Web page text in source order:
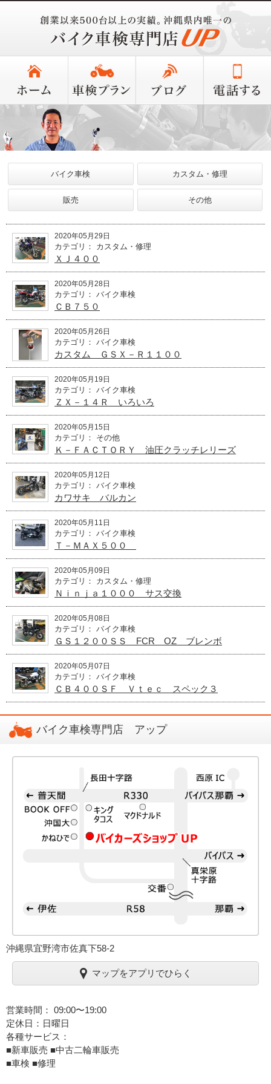
バイク車検 カスタム・修理
販売 その他
2020年05月29日
カテゴリ： カスタム・修理
ＸＪ４００
2020年05月28日
カテゴリ： バイク車検
ＣＢ７５０
2020年05月26日
カテゴリ： バイク車検
カスタム ＧＳＸ－Ｒ１１００
2020年05月19日
カテゴリ： バイク車検
ＺＸ－１４Ｒ いろいろ
2020年05月15日
カテゴリ： その他
Ｋ－ＦＡＣＴＯＲＹ 油圧クラッチレリーズ
2020年05月12日
カテゴリ： バイク車検
カワサキ バルカン
2020年05月11日
カテゴリ： バイク車検
Ｔ－ＭＡＸ５００
2020年05月09日
カテゴリ： カスタム・修理
Ｎｉｎｊａ１０００ サス交換
2020年05月08日
カテゴリ： バイク車検
ＧＳ１２００ＳＳ FCR OZ ブレンボ
2020年05月07日
カテゴリ： バイク車検
ＣＢ４００ＳＦ Ｖｔｅｃ スペック３
バイク車検専門店 アップ
沖縄県宜野湾市佐真下58-2
マップをアプリでひらく
営業時間： 09:00〜19:00
定休日：日曜日
各種サービス：
■新車販売 ■中古二輪車販売
■車検 ■修理